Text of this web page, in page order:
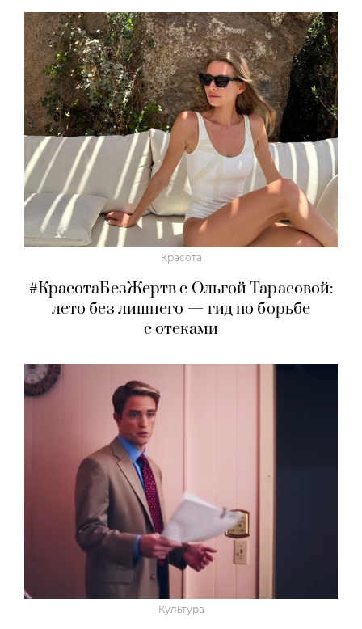
Красота
#КрасотаБезЖертв с Ольгой Тарасовой:
лето без лишнего — гид по борьбе
с отеками
Культура